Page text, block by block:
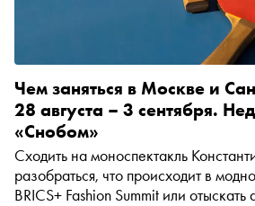
Чем заняться в Москве и
28 августа – 3 сентября.
«Снобом»
Сходить на моноспектакль
разобраться, что происходит в
BRICS+ Fashion Summit или